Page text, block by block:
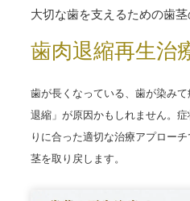
大切な歯を支えるための歯
歯肉退縮再生治
歯が長くなっている、歯が染み
退縮」が原因かもしれません。
りに合った適切な治療アプロー
茎を取り戻します。